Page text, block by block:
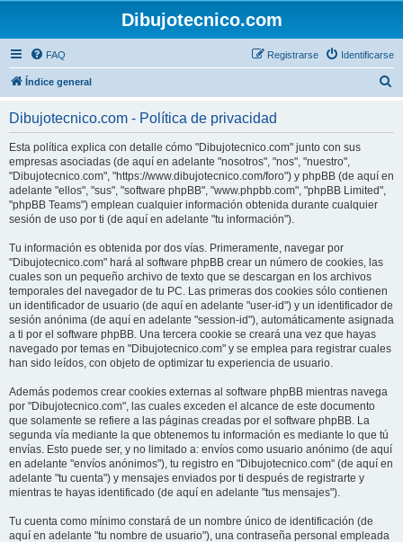
Dibujotecnico.com
FAQ Identificarse
Registrarse
Índice general
Dibujotecnico.com - Política de privacidad
Esta política explica con detalle cómo "Dibujotecnico.com" junto con sus
empresas asociadas (de aquí en adelante "nosotros", "nos", "nuestro",
"Dibujotecnico.com", "https://www.dibujotecnico.com/foro") y phpBB (de aquí en
adelante "ellos", "sus", "software phpBB", "www.phpbb.com", "phpBB Limited",
"phpBB Teams") emplean cualquier información obtenida durante cualquier
sesión de uso por ti (de aquí en adelante "tu información").
Tu información es obtenida por dos vías. Primeramente, navegar por
"Dibujotecnico.com" hará al software phpBB crear un número de cookies, las
cuales son un pequeño archivo de texto que se descargan en los archivos
temporales del navegador de tu PC. Las primeras dos cookies sólo contienen
un identificador de usuario (de aquí en adelante "user-id") y un identificador de
sesión anónima (de aquí en adelante "session-id"), automáticamente asignada
a ti por el software phpBB. Una tercera cookie se creará una vez que hayas
navegado por temas en "Dibujotecnico.com" y se emplea para registrar cuales
han sido leídos, con objeto de optimizar tu experiencia de usuario.
Además podemos crear cookies externas al software phpBB mientras navega
por "Dibujotecnico.com", las cuales exceden el alcance de este documento
que solamente se refiere a las páginas creadas por el software phpBB. La
segunda vía mediante la que obtenemos tu información es mediante lo que tú
envías. Esto puede ser, y no limitado a: envíos como usuario anónimo (de aquí
en adelante "envíos anónimos"), tu registro en "Dibujotecnico.com" (de aquí en
adelante "tu cuenta") y mensajes enviados por ti después de registrarte y
mientras te hayas identificado (de aquí en adelante "tus mensajes").
Tu cuenta como mínimo constará de un nombre único de identificación (de
aquí en adelante "tu nombre de usuario"), una contraseña personal empleada